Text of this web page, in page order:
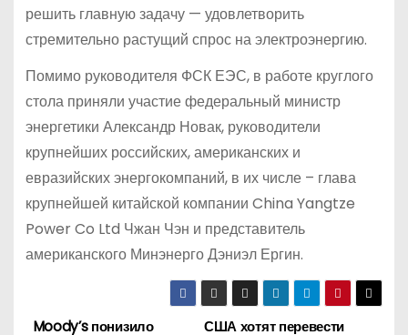
решить главную задачу — удовлетворить
стремительно растущий спрос на электроэнергию.
Помимо руководителя ФСК ЕЭС, в работе круглого
стола приняли участие федеральный министр
энергетики Александр Новак, руководители
крупнейших российских, американских и
евразийских энергокомпаний, в их числе – глава
крупнейшей китайской компании China Yangtze
Power Co Ltd Чжан Чэн и представитель
американского Минэнерго Дэниэл Ергин.
США хотят перевести
Moody’s понизило